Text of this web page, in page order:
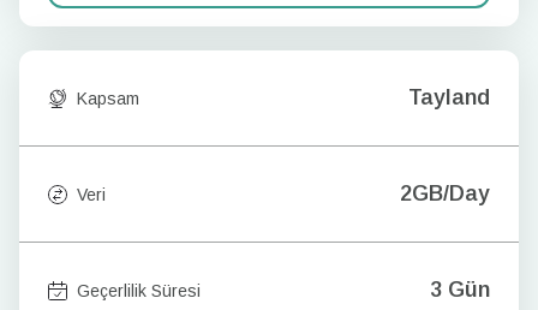
Kapsam Tayland
Veri 2GB/Day
Geçerlilik Süresi 3 Gün